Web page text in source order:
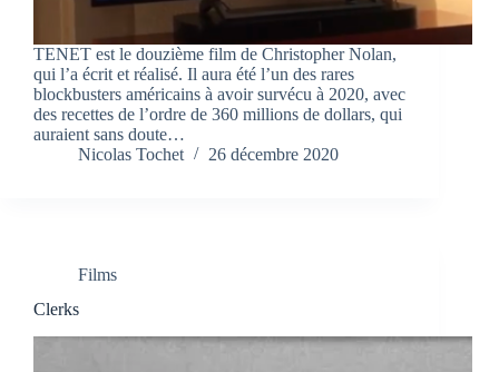
TENET est le douzième film de Christopher Nolan,
qui l’a écrit et réalisé. Il aura été l’un des rares
blockbusters américains à avoir survécu à 2020, avec
des recettes de l’ordre de 360 millions de dollars, qui
auraient sans doute…
Nicolas Tochet
26 décembre 2020
Films
Clerks